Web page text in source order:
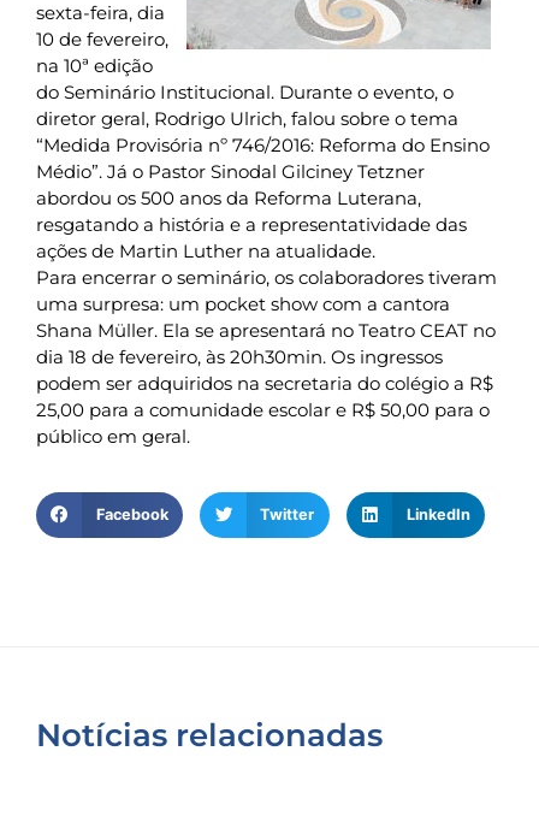
sexta-feira, dia
10 de fevereiro,
na 10ª edição
do Seminário Institucional. Durante o evento, o
diretor geral, Rodrigo Ulrich, falou sobre o tema
“Medida Provisória nº 746/2016: Reforma do Ensino
Médio”. Já o Pastor Sinodal Gilciney Tetzner
abordou os 500 anos da Reforma Luterana,
resgatando a história e a representatividade das
ações de Martin Luther na atualidade.
Para encerrar o seminário, os colaboradores tiveram
uma surpresa: um pocket show com a cantora
Shana Müller. Ela se apresentará no Teatro CEAT no
dia 18 de fevereiro, às 20h30min. Os ingressos
podem ser adquiridos na secretaria do colégio a R$
25,00 para a comunidade escolar e R$ 50,00 para o
público em geral.
Facebook Twitter LinkedIn
Notícias relacionadas